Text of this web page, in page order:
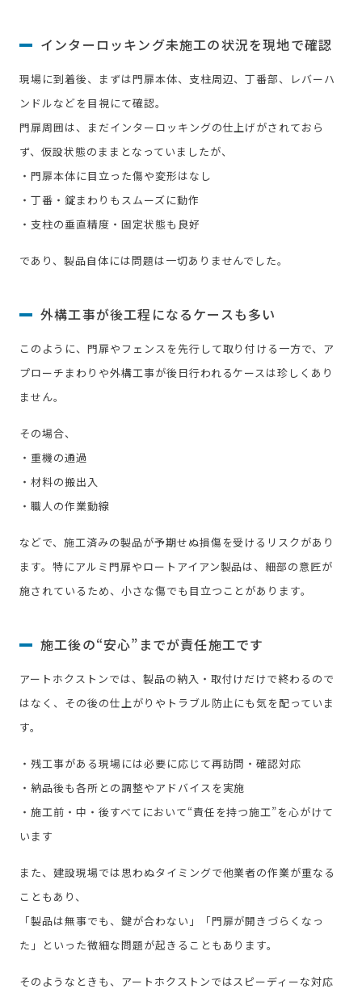
インターロッキング未施工の状況を現地で確認
現場に到着後、まずは門扉本体、支柱周辺、丁番部、レバーハ
ンドルなどを目視にて確認。
門扉周囲は、まだインターロッキングの仕上げがされておら
ず、仮設状態のままとなっていましたが、
・門扉本体に目立った傷や変形はなし
・丁番・錠まわりもスムーズに動作
・支柱の垂直精度・固定状態も良好
であり、製品自体には問題は一切ありませんでした。
外構工事が後工程になるケースも多い
このように、門扉やフェンスを先行して取り付ける一方で、ア
プローチまわりや外構工事が後日行われるケースは珍しくあり
ません。
その場合、
・重機の通過
・材料の搬出入
・職人の作業動線
などで、施工済みの製品が予期せぬ損傷を受けるリスクがあり
ます。特にアルミ門扉やロートアイアン製品は、細部の意匠が
施されているため、小さな傷でも目立つことがあります。
施工後の“安心”までが責任施工です
アートホクストンでは、製品の納入・取付けだけで終わるので
はなく、その後の仕上がりやトラブル防止にも気を配っていま
す。
・残工事がある現場には必要に応じて再訪問・確認対応
・納品後も各所との調整やアドバイスを実施
・施工前・中・後すべてにおいて“責任を持つ施工”を心がけて
います
また、建設現場では思わぬタイミングで他業者の作業が重なる
こともあり、
「製品は無事でも、鍵が合わない」「門扉が開きづらくなっ
た」といった微細な問題が起きることもあります。
そのようなときも、アートホクストンではスピーディーな対応